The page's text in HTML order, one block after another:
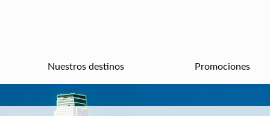
Nuestros destinos Promociones